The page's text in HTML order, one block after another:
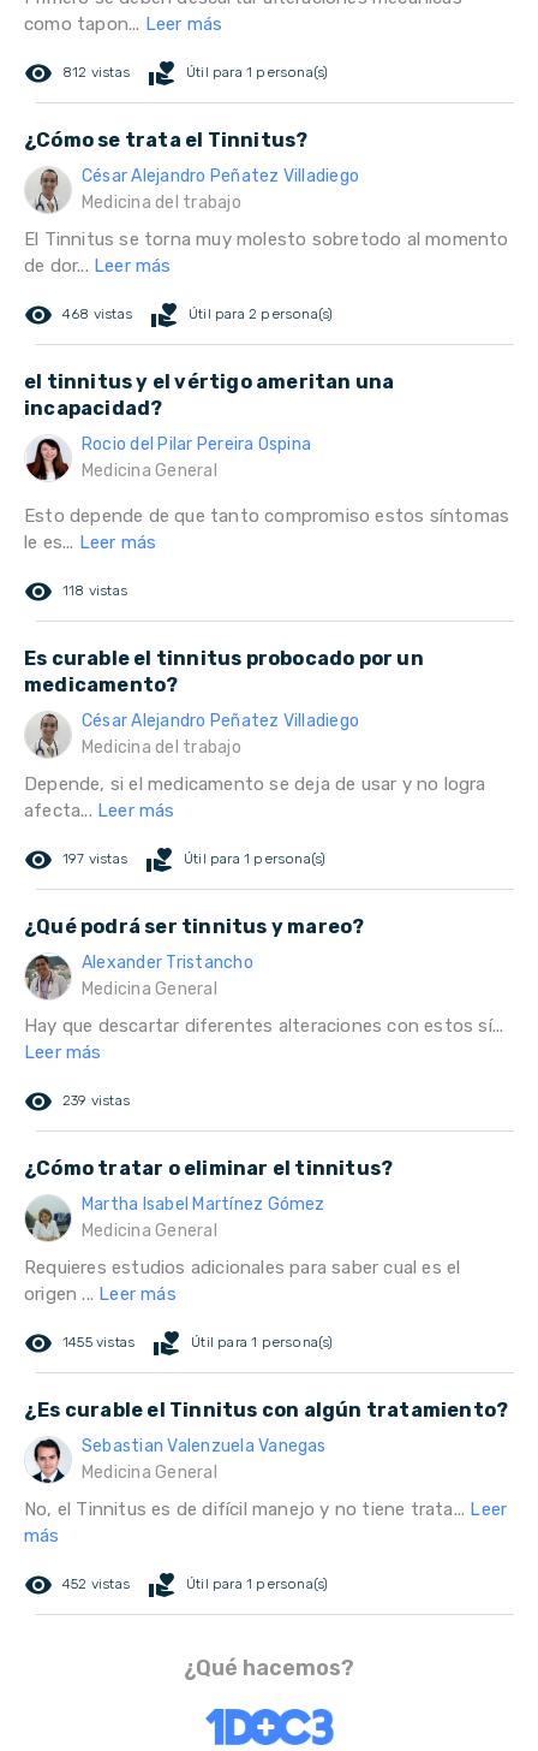
como tapon... Leer más
remove_red_eye 812 vistas volunteer_activism Útil para 1 persona(s)
¿Cómo se trata el Tinnitus?
César Alejandro Peñatez Villadiego
Medicina del trabajo
El Tinnitus se torna muy molesto sobretodo al momento
de dor... Leer más
remove_red_eye 468 vistas volunteer_activism Útil para 2 persona(s)
el tinnitus y el vértigo ameritan una
incapacidad?
Rocio del Pilar Pereira Ospina
Medicina General
Esto depende de que tanto compromiso estos síntomas
le es... Leer más
remove_red_eye 118 vistas
Es curable el tinnitus probocado por un
medicamento?
César Alejandro Peñatez Villadiego
Medicina del trabajo
Depende, si el medicamento se deja de usar y no logra
afecta... Leer más
remove_red_eye 197 vistas volunteer_activism Útil para 1 persona(s)
¿Qué podrá ser tinnitus y mareo?
Alexander Tristancho
Medicina General
Hay que descartar diferentes alteraciones con estos sí...
Leer más
remove_red_eye 239 vistas
¿Cómo tratar o eliminar el tinnitus?
Martha Isabel Martínez Gómez
Medicina General
Requieres estudios adicionales para saber cual es el
origen ... Leer más
remove_red_eye 1455 vistas volunteer_activism Útil para 1 persona(s)
¿Es curable el Tinnitus con algún tratamiento?
Sebastian Valenzuela Vanegas
Medicina General
No, el Tinnitus es de difícil manejo y no tiene trata... Leer
más
remove_red_eye 452 vistas volunteer_activism Útil para 1 persona(s)
¿Qué hacemos?